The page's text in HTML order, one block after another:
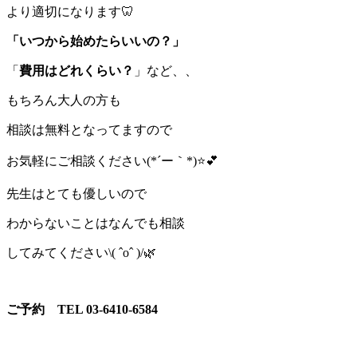
より適切になります🦷
「いつから始めたらいいの？」
「 費用はどれくらい？ 」など、、
もちろん大人の方も
相談は無料となってますので
お気軽にご相談ください(*´ー｀*)⭐️💕
先生はとても優しいので
わからないことはなんでも相談
してみてください\( ˆoˆ )/🌿
ご予約 TEL 03-6410-6584